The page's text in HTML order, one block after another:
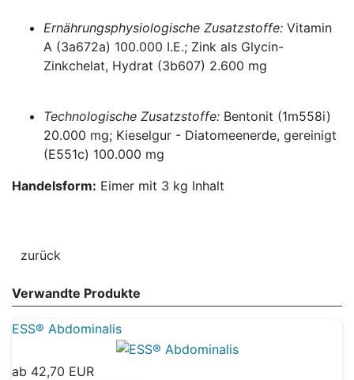
Ernährungsphysiologische Zusatzstoffe: Vitamin
A (3a672a) 100.000 I.E.; Zink als Glycin-
Zinkchelat, Hydrat (3b607) 2.600 mg
Technologische Zusatzstoffe: Bentonit (1m558i)
20.000 mg; Kieselgur - Diatomeenerde, gereinigt
(E551c) 100.000 mg
Handelsform: Eimer mit 3 kg Inhalt
Verwandte Produkte
ESS® Abdominalis
ab 42,70 EUR